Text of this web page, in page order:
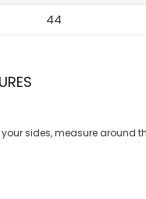
44
sides, measure around